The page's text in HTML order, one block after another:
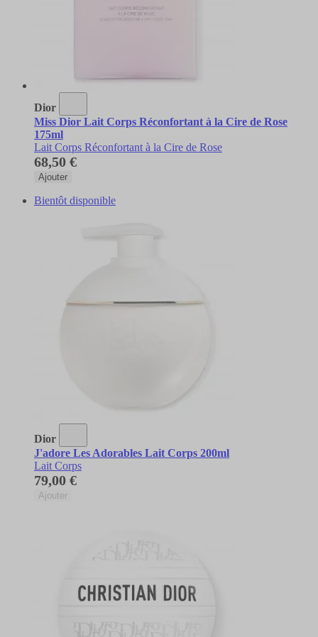
Dior
Miss Dior Lait Corps Réconfortant à la Cire de Rose
175ml
Lait Corps Réconfortant à la Cire de Rose
68,50 €
Ajouter
Bientôt disponible
Dior
J'adore Les Adorables Lait Corps 200ml
Lait Corps
79,00 €
Ajouter